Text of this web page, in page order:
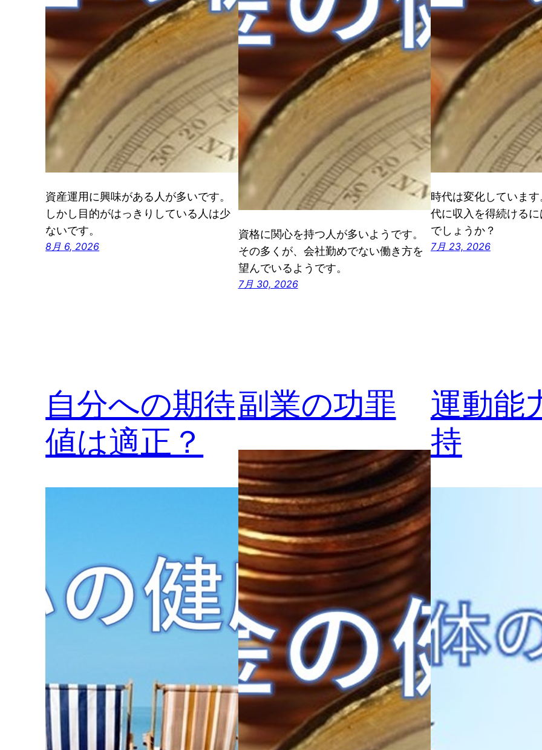
資産運用に興味がある人が多いです。
しかし目的がはっきりしている人は少
ないです。
8月 6, 2026
資格に関心を持つ人が多いようです。
その多くが、会社勤めでない働き方を
望んでいるようです。
7月 30, 2026
時代は変化していま
代に収入を得続ける
でしょうか？
7月 23, 2026
自分への期待
値は適正？
副業の功罪
運動能
持